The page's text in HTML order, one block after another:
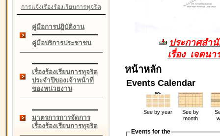
การแจ้งเรื่องร้องเรียนการทุจริต
คู่มือการปฏิบัติงาน
คู่มือบริการประชาชน
เรื่องร้องเรียนการทุจริต
ประจำปีของเจ้าหน้าที่
ของหน่วยงาน
มาตรการการจัดการ
เรื่องร้องเรียนการทุจริต
ประกาศสำ
เรื่อง เจตน
หน้าหลัก
Events Calendar
See by year
See by
month
Events for the